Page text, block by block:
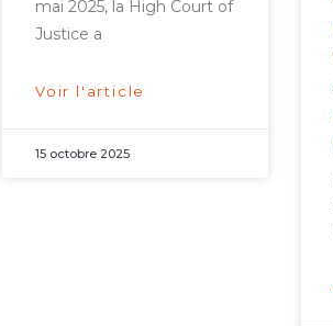
mai 2025, la High Court of
Justice a
Voir l'article
15 octobre 2025